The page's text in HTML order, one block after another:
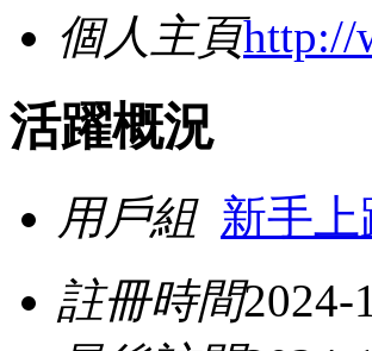
個人主頁http://
活躍概況
用戶組 新手上
註冊時間2024-